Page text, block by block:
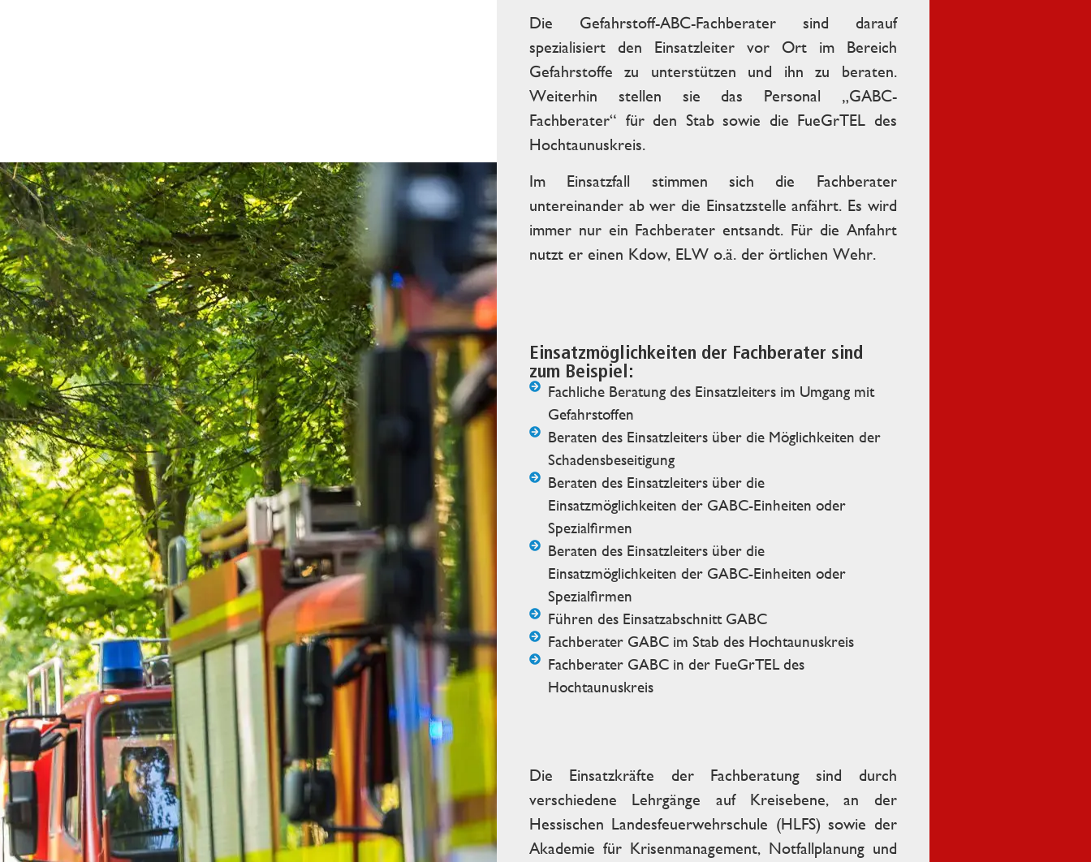
Die Gefahrstoff-ABC-Fachberater sind darauf
spezialisiert den Einsatzleiter vor Ort im Bereich
Gefahrstoffe zu unterstützen und ihn zu beraten.
Weiterhin stellen sie das Personal „GABC-
Fachberater“ für den Stab sowie die FueGrTEL des
Hochtaunuskreis.
Im Einsatzfall stimmen sich die Fachberater
untereinander ab wer die Einsatzstelle anfährt. Es wird
immer nur ein Fachberater entsandt. Für die Anfahrt
nutzt er einen Kdow, ELW o.ä. der örtlichen Wehr.
Einsatzmöglichkeiten der Fachberater sind
zum Beispiel:
Fachliche Beratung des Einsatzleiters im Umgang mit
Gefahrstoffen
Beraten des Einsatzleiters über die Möglichkeiten der
Schadensbeseitigung
Beraten des Einsatzleiters über die
Einsatzmöglichkeiten der GABC-Einheiten oder
Spezialfirmen
Beraten des Einsatzleiters über die
Einsatzmöglichkeiten der GABC-Einheiten oder
Spezialfirmen
Führen des Einsatzabschnitt GABC
Fachberater GABC im Stab des Hochtaunuskreis
Fachberater GABC in der FueGrTEL des
Hochtaunuskreis
Die Einsatzkräfte der Fachberatung sind durch
verschiedene Lehrgänge auf Kreisebene, an der
Hessischen Landesfeuerwehrschule (HLFS) sowie der
Akademie für Krisenmanagement, Notfallplanung und